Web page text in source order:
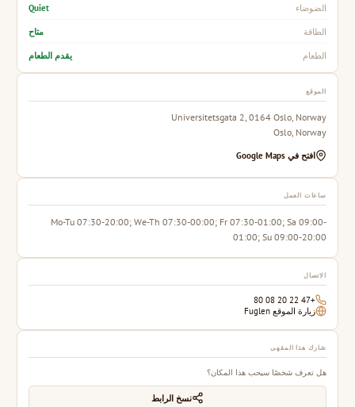
الضوضاء Quiet
الطاقة متاح
الطعام يقدم الطعام
الموقع
Universitetsgata 2, 0164 Oslo, Norway
Oslo, Norway
افتح في Google Maps
ساعات العمل
Mo-Tu 07:30-20:00; We-Th 07:30-00:00; Fr 07:30-01:00; Sa 09:00-
01:00; Su 09:00-20:00
الاتصال
+47 22 20 08 80
زيارة الموقع Fuglen
شارك هذا المقهى
هل تعرف شخصًا سيحب هذا المكان؟
نسخ الرابط